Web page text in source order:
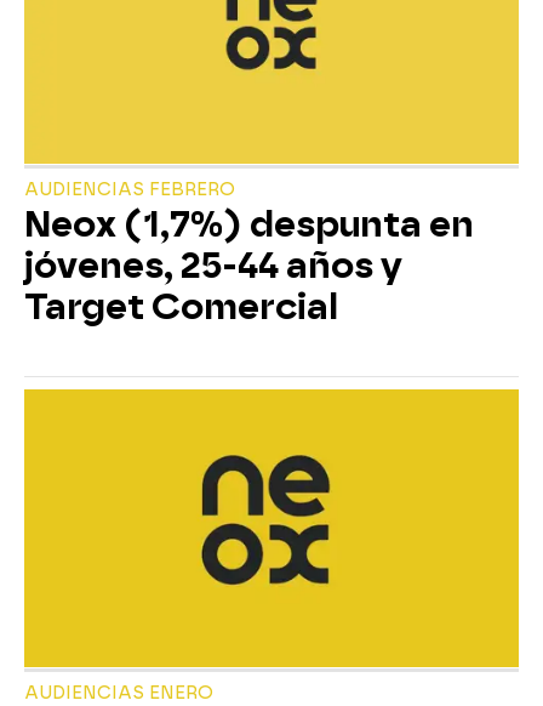
AUDIENCIAS FEBRERO
Neox (1,7%) despunta en
jóvenes, 25-44 años y
Target Comercial
AUDIENCIAS ENERO